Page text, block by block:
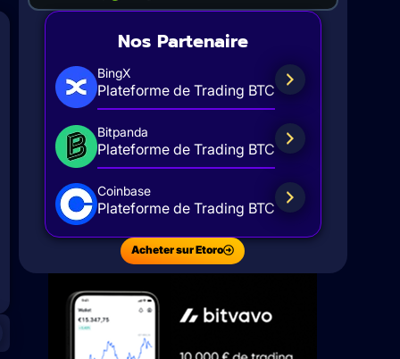
Nos Partenaire
BingX
Plateforme de Trading BTC
Bitpanda
Plateforme de Trading BTC
Coinbase
Plateforme de Trading BTC
Acheter sur Etoro